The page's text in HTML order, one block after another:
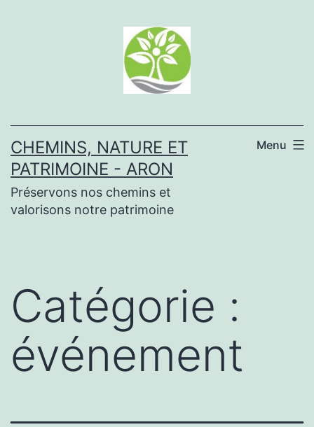
CHEMINS, NATURE ET
PATRIMOINE - ARON
Préservons nos chemins et
valorisons notre patrimoine
Menu
Catégorie :
événement